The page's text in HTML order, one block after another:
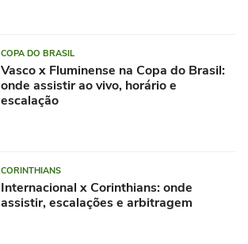
COPA DO BRASIL
Vasco x Fluminense na Copa do Brasil:
onde assistir ao vivo, horário e
escalação
CORINTHIANS
Internacional x Corinthians: onde
assistir, escalações e arbitragem